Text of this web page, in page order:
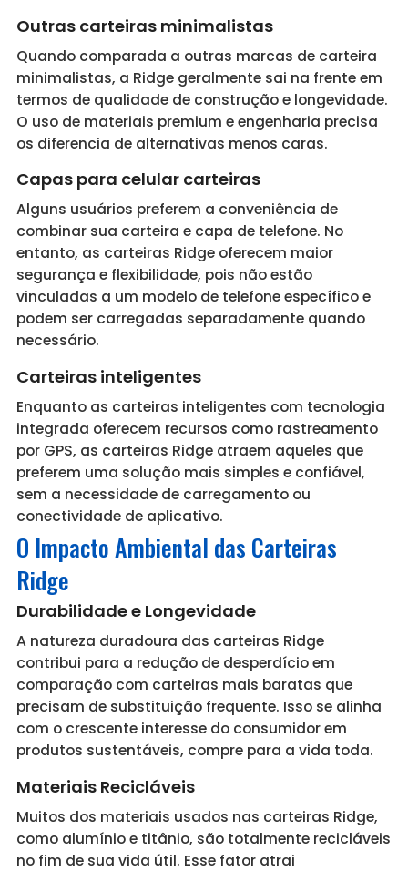
Outras carteiras minimalistas
Quando comparada a outras marcas de carteira
minimalistas, a Ridge geralmente sai na frente em
termos de qualidade de construção e longevidade.
O uso de materiais premium e engenharia precisa
os diferencia de alternativas menos caras.
Capas para celular carteiras
Alguns usuários preferem a conveniência de
combinar sua carteira e capa de telefone. No
entanto, as carteiras Ridge oferecem maior
segurança e flexibilidade, pois não estão
vinculadas a um modelo de telefone específico e
podem ser carregadas separadamente quando
necessário.
Carteiras inteligentes
Enquanto as carteiras inteligentes com tecnologia
integrada oferecem recursos como rastreamento
por GPS, as carteiras Ridge atraem aqueles que
preferem uma solução mais simples e confiável,
sem a necessidade de carregamento ou
conectividade de aplicativo.
O Impacto Ambiental das Carteiras
Ridge
Durabilidade e Longevidade
A natureza duradoura das carteiras Ridge
contribui para a redução de desperdício em
comparação com carteiras mais baratas que
precisam de substituição frequente. Isso se alinha
com o crescente interesse do consumidor em
produtos sustentáveis, compre para a vida toda.
Materiais Recicláveis
Muitos dos materiais usados nas carteiras Ridge,
como alumínio e titânio, são totalmente recicláveis
no fim de sua vida útil. Esse fator atrai